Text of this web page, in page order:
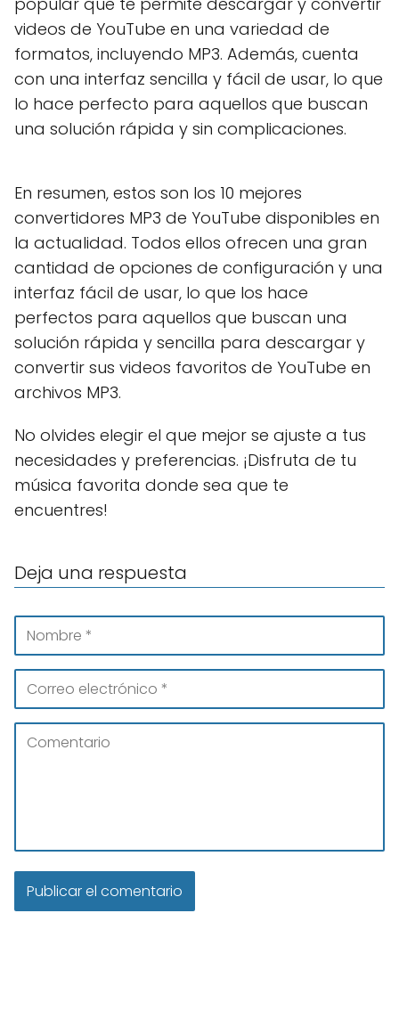
videos de YouTube en una variedad de
formatos, incluyendo MP3. Además, cuenta
con una interfaz sencilla y fácil de usar, lo que
lo hace perfecto para aquellos que buscan
una solución rápida y sin complicaciones.
En resumen, estos son los 10 mejores
convertidores MP3 de YouTube disponibles en
la actualidad. Todos ellos ofrecen una gran
cantidad de opciones de configuración y una
interfaz fácil de usar, lo que los hace
perfectos para aquellos que buscan una
solución rápida y sencilla para descargar y
convertir sus videos favoritos de YouTube en
archivos MP3.
No olvides elegir el que mejor se ajuste a tus
necesidades y preferencias. ¡Disfruta de tu
música favorita donde sea que te
encuentres!
Deja una respuesta